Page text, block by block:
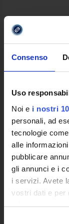
Consenso
Uso
Noi e i nostri
personali, ad
tecnologie
alle
pubblicare
gli annunci e i
i servizi. Avete
vostri dati e per
privacy sono
Guida